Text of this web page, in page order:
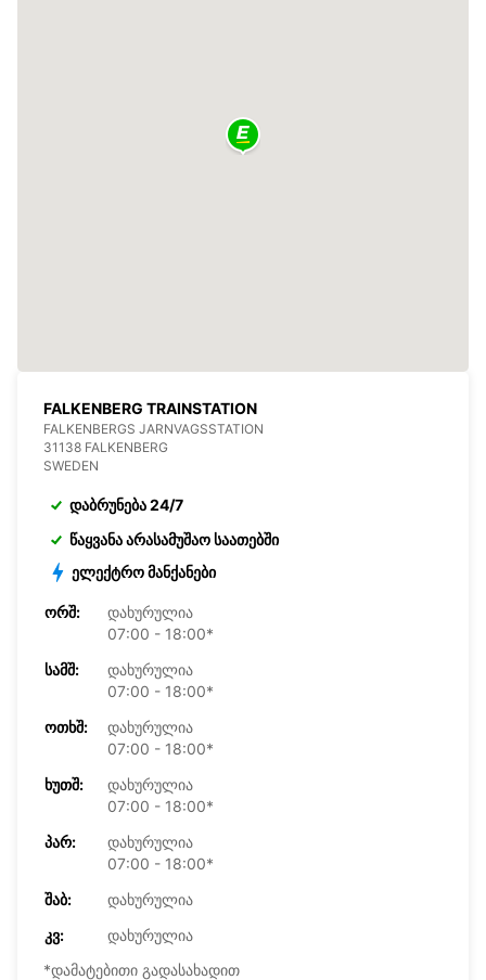
FALKENBERG TRAINSTATION
FALKENBERGS JARNVAGSSTATION
31138 FALKENBERG
SWEDEN
დაბრუნება 24/7
წაყვანა არასამუშაო საათებში
ელექტრო მანქანები
ᲝᲠᲨ:
დახურულია
07:00 - 18:00*
ᲡᲐᲛᲨ:
დახურულია
07:00 - 18:00*
ᲝᲗᲮᲨ:
დახურულია
07:00 - 18:00*
ᲮᲣᲗᲨ:
დახურულია
07:00 - 18:00*
ᲞᲐᲠ:
დახურულია
07:00 - 18:00*
ᲨᲐᲑ:
დახურულია
ᲙᲕ:
დახურულია
*დამატებითი გადასახადით